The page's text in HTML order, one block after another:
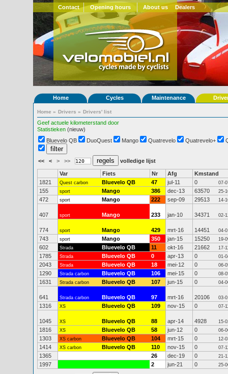
Contact Opening hours About us Dealers
Home Cycles Maintenance
Home » Drivers » Drivers' list
Geef actuele kilometerstand door
Statistieken (nieuw)
Bluevelo QB
DuoQuest Mango Quatrevelo Quatrevelo+
<< < > >> volledige lijst
Var Fiets Nr Afg
Kmstand
1821
Quest carbon Bluevelo QB 47 jul-11 0 07-
155 sport Mango 386 dec-13 63570 25-
472 sport Mango 222 sep-09 29513 14-
407 sport Mango 233 jan-10 34371 02-
774 sport Mango 429 mrt-16 14451 04-
743 sport Mango 350 jan-15 15250 19-
602 Strada Bluevelo QB 11 okt-16 21662 17-
1785 Strada Bluevelo QB 0 apr-13 0 01-
2043 Strada Bluevelo QB 18 mei-12 0 06-
1290 Strada carbon Bluevelo QB 106 mei-15 0 08-
1631 Strada carbon Bluevelo QB 107 jun-15 0 04-
641 Strada carbon Bluevelo QB 97 mrt-16 20106 03-
1316 XS Bluevelo QB 109 nov-15 0 07-
1045 XS Bluevelo QB 88 apr-14 4928 15-
1816 XS Bluevelo QB 58 jun-12 0 06-
1303 XS carbon Bluevelo QB 104 mrt-15 0 12-
1414 XS carbon Bluevelo QB 110 nov-15 0 07-
1365 26 dec-19 0 21-
1997 2 jun-21 0 25-